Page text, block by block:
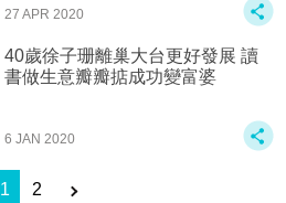
27 APR 2020
40歲徐子珊離巢大台更好發展 讀
書做生意瓣瓣掂成功變富婆
6 JAN 2020
1 2